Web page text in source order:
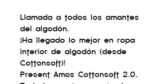
Llamada a todos los amantes
del algodón.
¡Ha llegado lo mejor en ropa
interior de algodón (desde
Cottonsoft)!
Present Amos Cottonsoft 2.0.